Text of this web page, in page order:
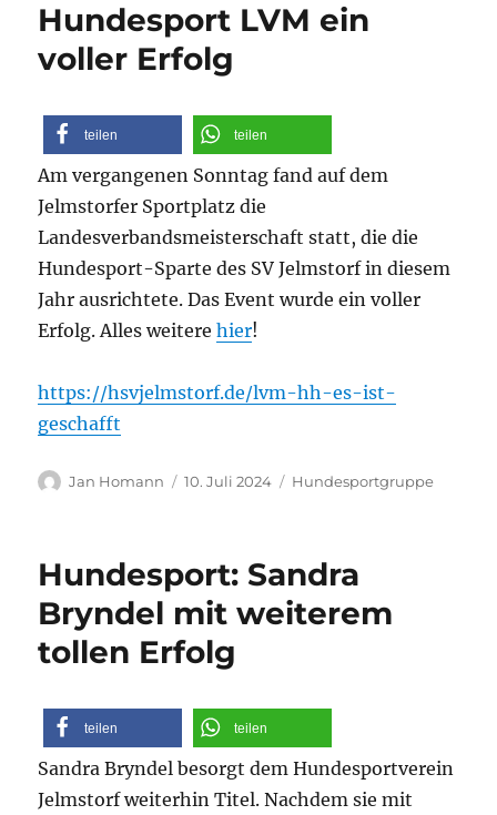
Hundesport LVM ein
voller Erfolg
teilen teilen
Am vergangenen Sonntag fand auf dem
Jelmstorfer Sportplatz die
Landesverbandsmeisterschaft statt, die die
Hundesport-Sparte des SV Jelmstorf in diesem
Jahr ausrichtete. Das Event wurde ein voller
Erfolg. Alles weiterehier!
https://hsvjelmstorf.de/lvm-hh-es-ist-
geschafft
Autor
Jan Homann
Veröffentlicht
10. Juli 2024 Kategorien
Hundesportgruppe
Hundesport: Sandra
Bryndel mit weiterem
tollen Erfolg
teilen teilen
Sandra Bryndel besorgt dem Hundesportverein
Jelmstorf weiterhin Titel. Nachdem sie mit